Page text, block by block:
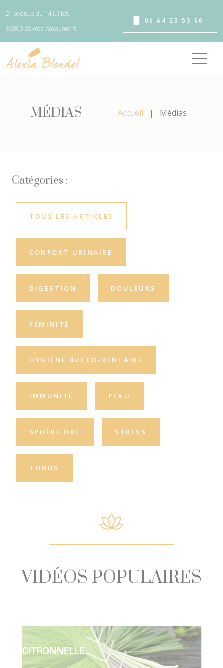
21 avenue du 14 juillet,
86800 Sèvres-Anxaumont
06 64 23 53 60
MÉDIAS Accueil Médias
Catégories :
TOUS LES ARTICLES
CONFORT URINAIRE
DIGESTION DOULEURS
FÉMINITÉ
HYGIÈNE BUCCO-DENTAIRE
IMMUNITÉ PEAU
SPHÈRE ORL STRESS
TONUS
VIDÉOS POPULAIRES